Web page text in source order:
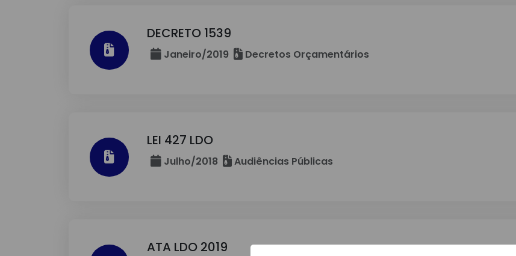
DECRETO 1539
Janeiro/2019 Decretos Orçamentários
LEI 427 LDO
Julho/2018 Audiências Públicas
ATA LDO 2019